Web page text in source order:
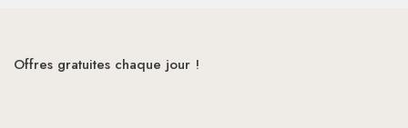
Offres gratuites chaque jour !